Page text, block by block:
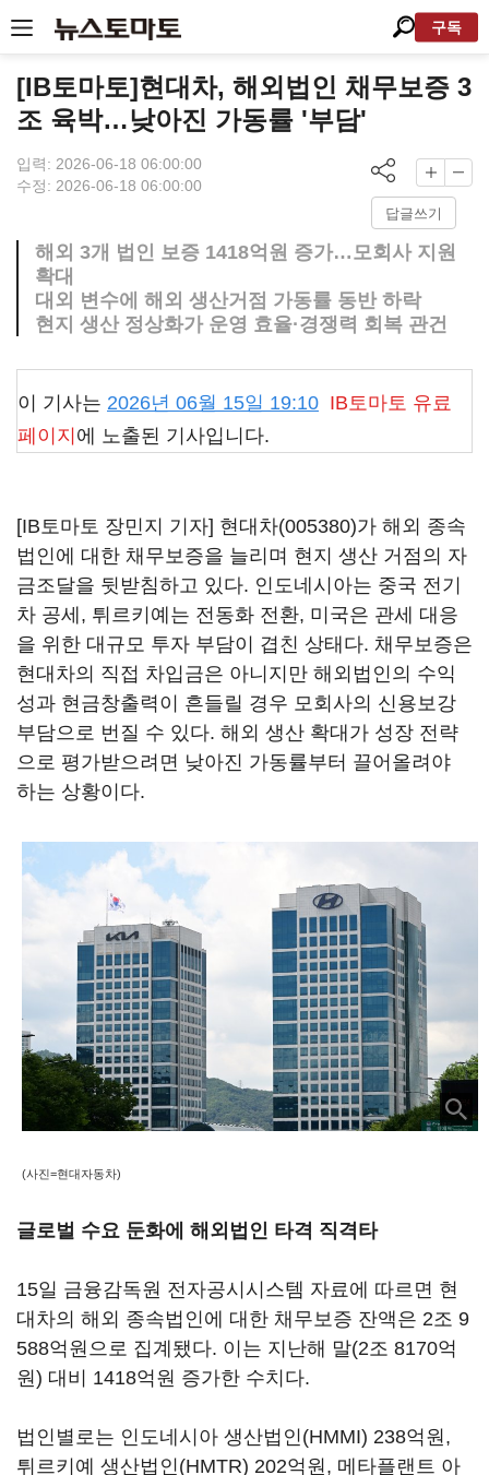
구독
[IB토마토]현대차, 해외법인 채무보증 3
조 육박…낮아진 가동률 '부담'
입력: 2026-06-18 06:00:00
수정: 2026-06-18 06:00:00
답글쓰기
해외 3개 법인 보증 1418억원 증가…모회사 지원
확대
대외 변수에 해외 생산거점 가동률 동반 하락
현지 생산 정상화가 운영 효율·경쟁력 회복 관건
이 기사는 2026년 06월 15일 19:10 IB토마토 유료
페이지 에 노출된 기사입니다.
[IB토마토 장민지 기자] 현대차(005380)가 해외 종속
법인에 대한 채무보증을 늘리며 현지 생산 거점의 자
금조달을 뒷받침하고 있다. 인도네시아는 중국 전기
차 공세, 튀르키예는 전동화 전환, 미국은 관세 대응
을 위한 대규모 투자 부담이 겹친 상태다. 채무보증은
현대차의 직접 차입금은 아니지만 해외법인의 수익
성과 현금창출력이 흔들릴 경우 모회사의 신용보강
부담으로 번질 수 있다. 해외 생산 확대가 성장 전략
으로 평가받으려면 낮아진 가동률부터 끌어올려야
하는 상황이다.
(사진=현대자동차)
글로벌 수요 둔화에 해외법인 타격 직격타
15일 금융감독원 전자공시시스템 자료에 따르면 현
대차의 해외 종속법인에 대한 채무보증 잔액은 2조 9
588억원으로 집계됐다. 이는 지난해 말(2조 8170억
원) 대비 1418억원 증가한 수치다.
법인별로는 인도네시아 생산법인(HMMI) 238억원,
튀르키예 생산법인(HMTR) 202억원, 메타플랜트 아